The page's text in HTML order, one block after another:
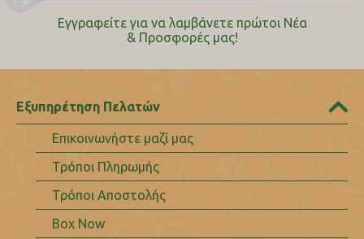
Εγγραφείτε για να λαμβάνετε πρώτοι Nέα
& Προσφορές μας!
Εξυπηρέτηση Πελατών
Επικοινωνήστε μαζί μας
Τρόποι Πληρωμής
Τρόποι Αποστολής
Box Now